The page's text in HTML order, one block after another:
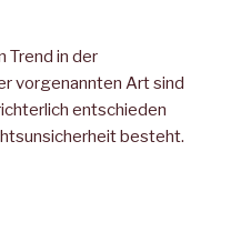
Trend in der
vorgenannten Art sind
entschieden
besteht.